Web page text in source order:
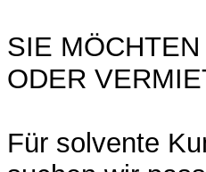
SIE
ODER
Für solvente